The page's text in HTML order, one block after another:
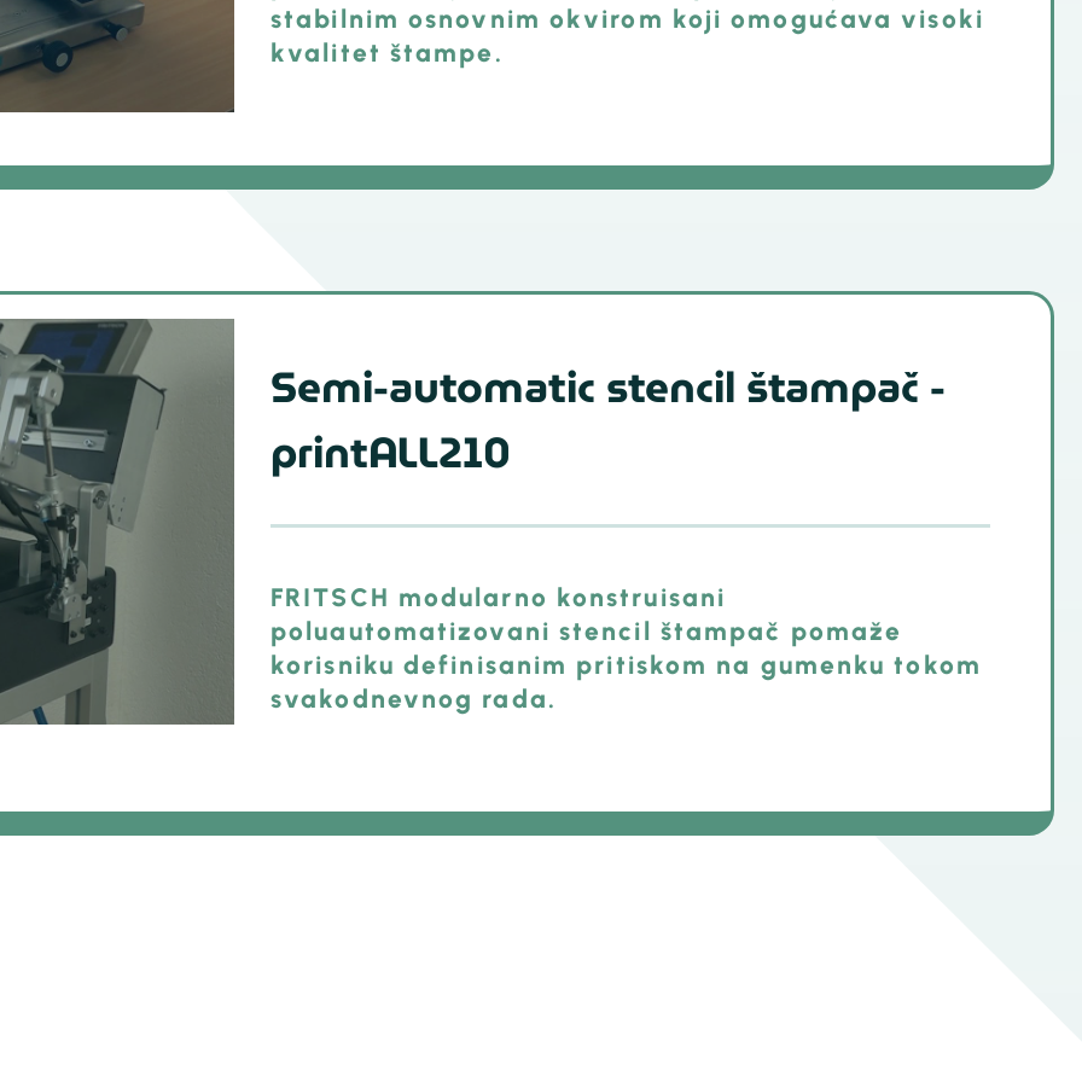
stabilnim osnovnim okvirom koji omogućava visoki
kvalitet štampe.
Semi-automatic stencil štampač -
printALL210
FRITSCH modularno konstruisani
poluautomatizovani stencil štampač pomaže
korisniku definisanim pritiskom na gumenku tokom
svakodnevnog rada.